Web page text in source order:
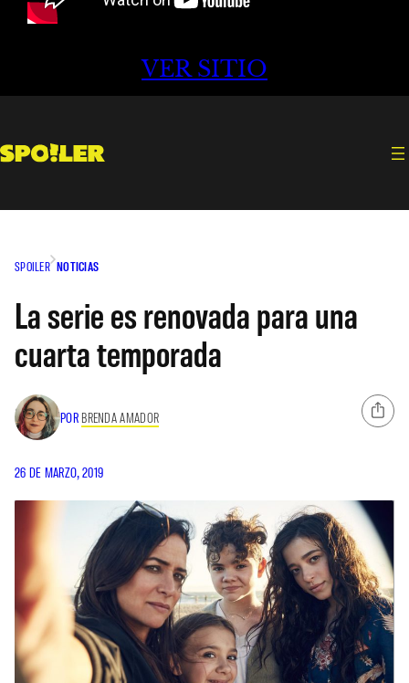
VER SITIO
SPOILER NOTICIAS
La serie es renovada para una
cuarta temporada
POR BRENDA AMADOR
26 DE MARZO, 2019